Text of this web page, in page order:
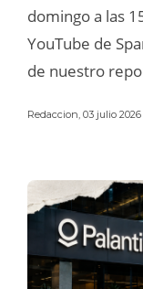
domingo a las
YouTube de
de nuestro
Redaccion, 03 julio 2026